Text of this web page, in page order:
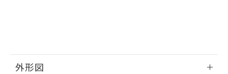
外形図
※本証明書は発行日時点で非含有を証明す
るもので、過去に遡って非含有を証明する